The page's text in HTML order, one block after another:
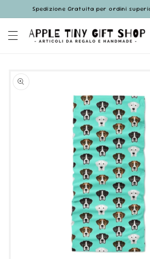
direttamente
ai contenuti
Spedizione Gratuita per ordini
informazioni
sul prodotto